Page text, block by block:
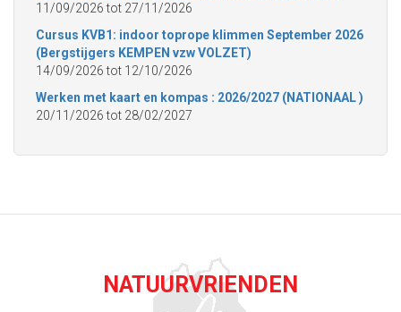
11/09/2026tot 27/11/2026
Cursus KVB1: indoor toprope klimmen September 2026
(Bergstijgers KEMPEN vzw VOLZET)
14/09/2026tot 12/10/2026
Werken met kaart en kompas : 2026/2027 (NATIONAAL )
20/11/2026tot 28/02/2027
NATUURVRIENDEN